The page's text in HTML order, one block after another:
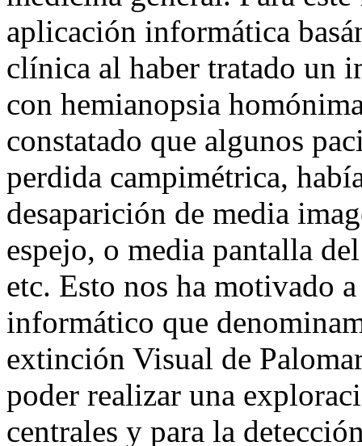
aplicación informática
clínica al haber tratado un
con hemianopsia
constatado que algunos
perdida campimétrica,
desaparición de media
espejo, o media pantalla
etc. Esto nos ha motivado
informático que
extinción Visual de
poder realizar una
centrales y para la